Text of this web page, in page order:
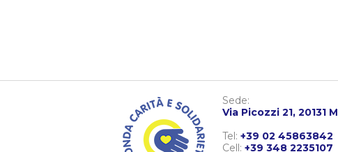
Sede:
Via Picozzi 21, 20131
Tel: +39 02 45863842
Cell: +39 348 2235107